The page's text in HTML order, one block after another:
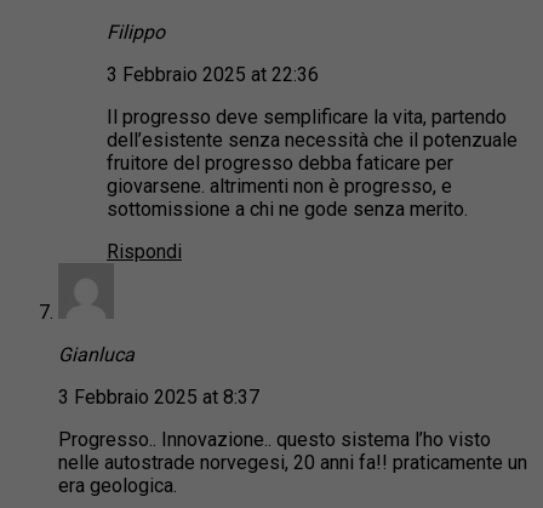
Filippo
3 Febbraio 2025 at 22:36
Il progresso deve semplificare la vita, partendo
dell’esistente senza necessità che il potenzuale
fruitore del progresso debba faticare per
giovarsene. altrimenti non è progresso, e
sottomissione a chi ne gode senza merito.
Rispondi
Gianluca
3 Febbraio 2025 at 8:37
Progresso.. Innovazione.. questo sistema l’ho visto
nelle autostrade norvegesi, 20 anni fa!! praticamente un
era geologica.